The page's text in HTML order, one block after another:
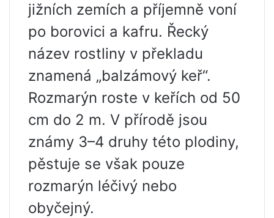
jižních zemích a příjemně voní
po borovici a kafru. Řecký
název rostliny v překladu
znamená „balzámový keř“.
Rozmarýn roste v keřích od 50
cm do 2 m. V přírodě jsou
známy 3–4 druhy této plodiny,
pěstuje se však pouze
rozmarýn léčivý nebo
obyčejný.